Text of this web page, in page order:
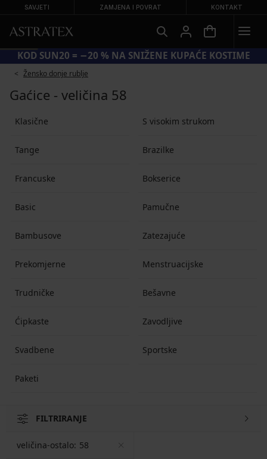
SAVJETI ZAMJENA I POVRAT KONTAKT
KOD SUN20 = −20 % NA SNIŽENE KUPAĆE KOSTIME
Žensko donje rublje
Gaćice - veličina 58
Klasične S visokim strukom
Tange Brazilke
Francuske Bokserice
Basic Pamučne
Bambusove Zatezajuće
Prekomjerne Menstruacijske
Trudničke Bešavne
Ćipkaste Zavodljive
Svadbene Sportske
Paketi
FILTRIRANJE
veličina-ostalo: 58